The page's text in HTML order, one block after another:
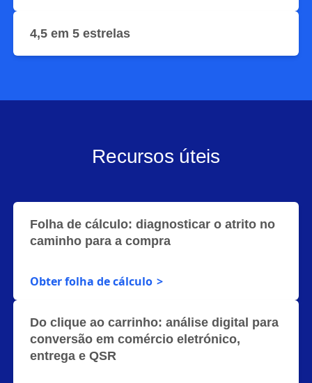
4,5 em 5 estrelas
Recursos úteis
Folha de cálculo: diagnosticar o atrito no
caminho para a compra
Obter folha de cálculo
Do clique ao carrinho: análise digital para
conversão em comércio eletrónico,
entrega e QSR